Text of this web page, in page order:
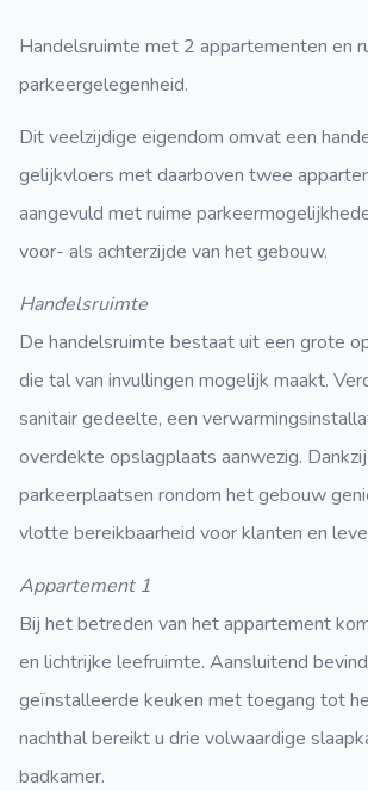
Handelsruimte met 2 appartementen en
parkeergelegenheid.
Dit veelzijdige eigendom omvat een
gelijkvloers met daarboven twee
aangevuld met ruime
voor- als achterzijde van het gebouw.
Handelsruimte
De handelsruimte bestaat uit een grote
die tal van invullingen mogelijk maakt.
sanitair gedeelte, een
overdekte opslagplaats aanwezig.
parkeerplaatsen rondom het gebouw
vlotte bereikbaarheid voor klanten en
Appartement 1
Bij het betreden van het appartement
en lichtrijke leefruimte. Aansluitend
geïnstalleerde keuken met toegang tot
nachthal bereikt u drie volwaardige
badkamer.